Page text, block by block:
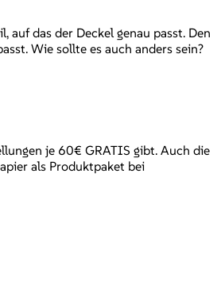
auf das der Deckel genau passt. Den
Wie sollte es auch anders sein?
je 60€ GRATIS gibt. Auch die
als Produktpaket bei